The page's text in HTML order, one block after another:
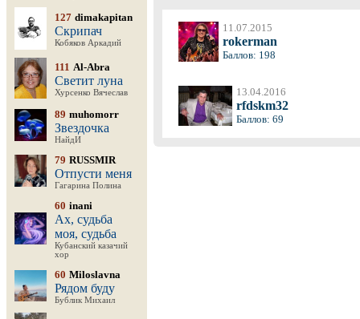
127 dimakapitan
Скрипач
Кобяков Аркадий
111 Al-Abra
Светит луна
Хурсенко Вячеслав
89 muhomorr
Звездочка
НайдИ
79 RUSSMIR
Отпусти меня
Гагарина Полина
60 inani
Ах, судьба
моя, судьба
Кубанский казачий
хор
60 Miloslavna
Рядом буду
Бублик Михаил
11.07.2015
rokerman
Баллов: 198
13.04.2016
rfdskm32
Баллов: 69